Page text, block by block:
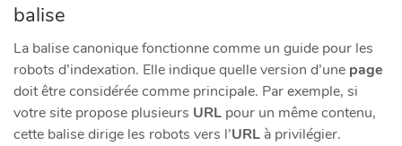
balise
La balise canonique fonctionne comme un guide pour les
robots d’indexation. Elle indique quelle version d’une page
doit être considérée comme principale. Par exemple, si
votre site propose plusieurs URL pour un même contenu,
cette balise dirige les robots vers l’URL à privilégier.